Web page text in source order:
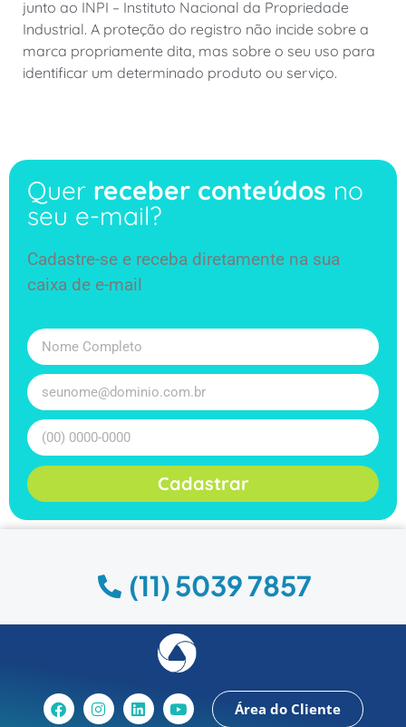
junto ao INPI – Instituto Nacional da Propriedade
Industrial. A proteção do registro não incide sobre a
marca propriamente dita, mas sobre o seu uso para
identificar um determinado produto ou serviço.
Quer receber conteúdos no
seu e-mail?
Cadastre-se e receba diretamente na sua
caixa de e-mail
Cadastrar
(11) 5039 7857
Área do Cliente